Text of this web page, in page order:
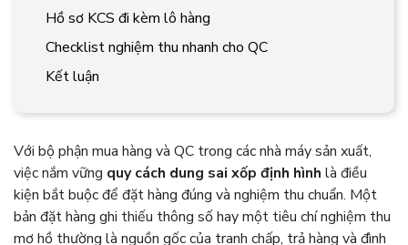
Hồ sơ KCS đi kèm lô hàng
Checklist nghiệm thu nhanh cho QC
Kết luận
Với bộ phận mua hàng và QC trong các nhà máy sản xuất,
việc nắm vững quy cách dung sai xốp định hình là điều
kiện bắt buộc để đặt hàng đúng và nghiệm thu chuẩn. Một
bản đặt hàng ghi thiếu thông số hay một tiêu chí nghiệm thu
mơ hồ thường là nguồn gốc của tranh chấp, trả hàng và đình